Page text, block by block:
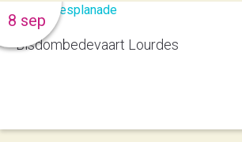
Bisdombedevaart Lourdes
8 sep